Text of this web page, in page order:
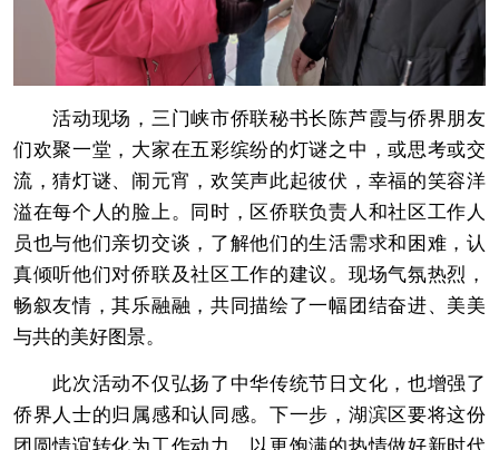
活动现场，三门峡市侨联秘书长陈芦霞与侨界朋友
们欢聚一堂，大家在五彩缤纷的灯谜之中，或思考或交
流，猜灯谜、闹元宵，欢笑声此起彼伏，幸福的笑容洋
溢在每个人的脸上。同时，区侨联负责人和社区工作人
员也与他们亲切交谈，了解他们的生活需求和困难，认
真倾听他们对侨联及社区工作的建议。现场气氛热烈，
畅叙友情，其乐融融，共同描绘了一幅团结奋进、美美
与共的美好图景。
此次活动不仅弘扬了中华传统节日文化，也增强了
侨界人士的归属感和认同感。下一步，湖滨区要将这份